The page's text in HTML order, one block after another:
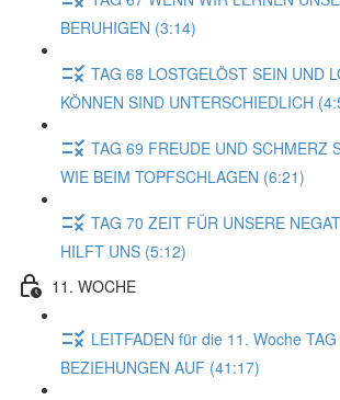
BERUHIGEN (3:14)
TAG 68 LOSTGELÖST SEIN UND
KÖNNEN SIND UNTERSCHIEDLICH
TAG 69 FREUDE UND SCHMERZ
WIE BEIM TOPFSCHLAGEN (6:21)
TAG 70 ZEIT FÜR UNSERE
HILFT UNS (5:12)
11. WOCHE
LEITFADEN für die 11. Woche
BEZIEHUNGEN AUF (41:17)